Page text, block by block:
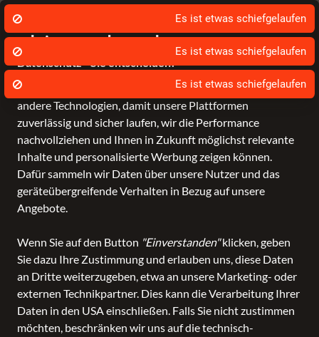
Wir nutzen Cookies um unsere Dienste zu
erbringen und zu verbessern.
Datenschutz - Sie entscheiden!
Bagmondo und unsere Partner nutzen Cookies und
andere Technologien, damit unsere Plattformen
zuverlässig und sicher laufen, wir die Performance
nachvollziehen und Ihnen in Zukunft möglichst relevante
Inhalte und personalisierte Werbung zeigen können.
Dafür sammeln wir Daten über unsere Nutzer und das
geräteübergreifende Verhalten in Bezug auf unsere
Angebote.
Wenn Sie auf den Button "Einverstanden"klicken, geben
Sie dazu Ihre Zustimmung und erlauben uns, diese Daten
an Dritte weiterzugeben, etwa an unsere Marketing- oder
externen Technikpartner. Dies kann die Verarbeitung Ihrer
Daten in den USA einschließen. Falls Sie nicht zustimmen
möchten, beschränken wir uns auf die technisch-
Reise Business Freizeit Fashion & Lifestyle
Es ist etwas schiefgelaufen